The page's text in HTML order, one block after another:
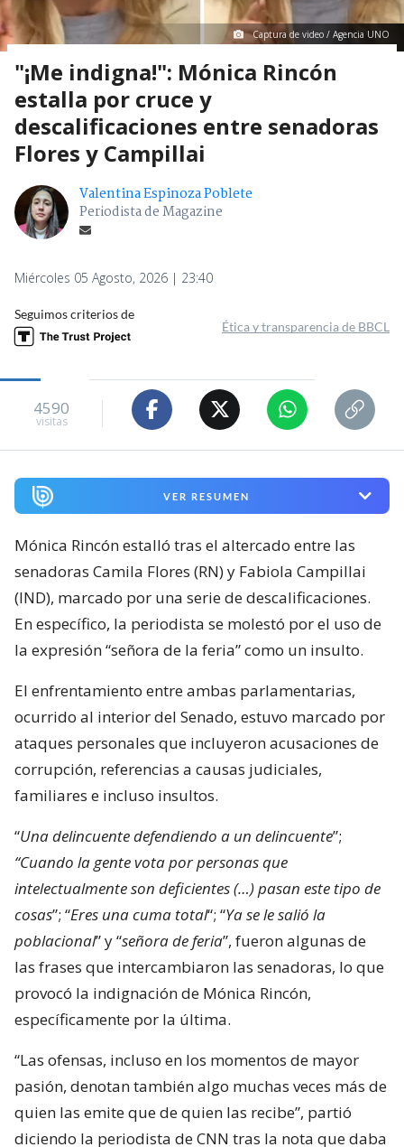
Captura de video / Agencia UNO
"¡Me indigna!": Mónica Rincón
estalla por cruce y
descalificaciones entre senadoras
Flores y Campillai
Valentina Espinoza Poblete
Periodista de Magazine
Miércoles 05 Agosto, 2026 | 23:40
Seguimos criterios de
Ética y transparencia de BBCL
4590
visitas
VER RESUMEN
Mónica Rincón estalló tras el altercado entre las
senadoras Camila Flores (RN) y Fabiola Campillai
(IND), marcado por una serie de descalificaciones.
En específico, la periodista se molestó por el uso de
la expresión “señora de la feria” como un insulto.
El enfrentamiento entre ambas parlamentarias,
ocurrido al interior del Senado, estuvo marcado por
ataques personales que incluyeron acusaciones de
corrupción, referencias a causas judiciales,
familiares e incluso insultos.
“Una delincuente defendiendo a un delincuente”;
“Cuando la gente vota por personas que
intelectualmente son deficientes (…) pasan este tipo de
cosas”; “Eres una cuma total“; “Ya se le salió la
poblacional” y “señora de feria”, fueron algunas de
las frases que intercambiaron las senadoras, lo que
provocó la indignación de Mónica Rincón,
específicamente por la última.
“Las ofensas, incluso en los momentos de mayor
pasión, denotan también algo muchas veces más de
quien las emite que de quien las recibe”, partió
diciendo la periodista de CNN tras la nota que daba